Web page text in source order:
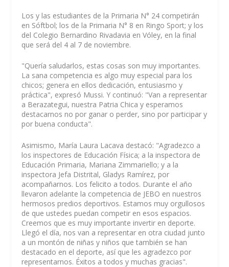
Los y las estudiantes de la Primaria N° 24 competirán
en Sóftbol; los de la Primaria N° 8 en Ringo Sport; y los
del Colegio Bernardino Rivadavia en Vóley, en la final
que será del 4 al 7 de noviembre.
"Quería saludarlos, estas cosas son muy importantes.
La sana competencia es algo muy especial para los
chicos; genera en ellos dedicación, entusiasmo y
práctica", expresó Mussi. Y continuó: "Van a representar
a Berazategui, nuestra Patria Chica y esperamos
destacarnos no por ganar o perder, sino por participar y
por buena conducta".
Asimismo, María Laura Lacava destacó: "Agradezco a
los inspectores de Educación Física; a la inspectora de
Educación Primaria, Mariana Zimmariello; y a la
inspectora Jefa Distrital, Gladys Ramírez, por
acompañarnos. Los felicito a todos. Durante el año
llevaron adelante la competencia de JEBO en nuestros
hermosos predios deportivos. Estamos muy orgullosos
de que ustedes puedan competir en esos espacios.
Creemos que es muy importante invertir en deporte.
Llegó el día, nos van a representar en otra ciudad junto
a un montón de niñas y niños que también se han
destacado en el deporte, así que les agradezco por
representarnos. Éxitos a todos y muchas gracias".